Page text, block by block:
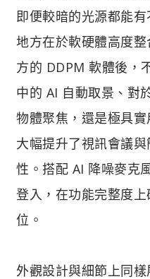
即便較暗的光源都能
地方在於軟硬體高度
方的 DDPM 軟體後，
中的 AI 自動取景、對
物體聚焦，還是極具
大幅提升了視訊會議
性。搭配 AI 降噪麥克
登入，在功能完整度
位。
外觀設計與細節上同